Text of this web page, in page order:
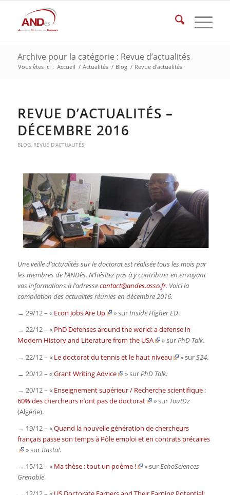
Archive pour la catégorie : Revue d’actualités
Vous êtes ici : Accueil / Actualités / Blog / Revue d'actualités
REVUE D’ACTUALITÉS –
DÉCEMBRE 2016
BLOG, REVUE D'ACTUALITÉS
Une veille d’actualités sur le doctorat est réalisée tous les mois par
les membres de l’ANDès. N’hésitez pas à y contribuer en envoyant
vos informations à l’adressecontact@andes.asso.fr. Voici la
compilation des actualités réunies en décembre 2016.
→ 29/12 – « Econ Jobs Are Up » surInside Higher ED.
→ 22/12 – « PhD Defenses around the world: a defense in
Modern History and Literature from the USA
» surPhD Talk.
→ 22/12 – « Le doctorat du tennis et le haut niveau » surS24.
→ 20/12 – «Grant Writing Advice » sur PhD Talk.
→ 20/12 – « Enseignement supérieur / Recherche scientifique :
60% des chercheurs n’ont pas de doctorat
» sur ToutDz
(Algérie).
→ 19/12 – «Quand la nouvelle génération de chercheurs
français passe son temps à Pôle emploi et en contrats précaires
» surBasta!.
→ 15/12 – « Ma thèse : tout un poème ! » surEchoSciences
Grenoble.